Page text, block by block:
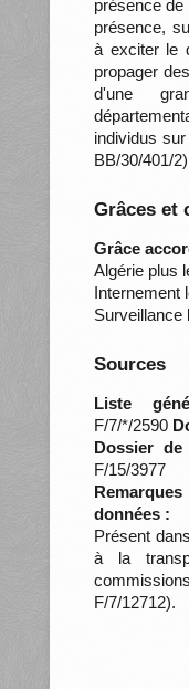
présence
présence,
à exciter le
propager
d'une
individus
BB/30/401/2)
Grâces et
Grâce
Algérie plus
Internement
Surveillance
Sources
Liste
F/7/*/2590
Dossier de
F/15/3977
données :
Présent
à la
F/7/12712).